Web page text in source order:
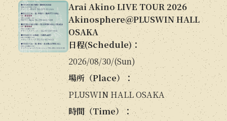
Arai Akino LIVE TOUR 2026
Akinosphere＠PLUSWIN HALL
OSAKA
日程(Schedule)：
2026/08/30/(Sun)
場所（Place）：
PLUSWIN HALL OSAKA
時間（Time）：